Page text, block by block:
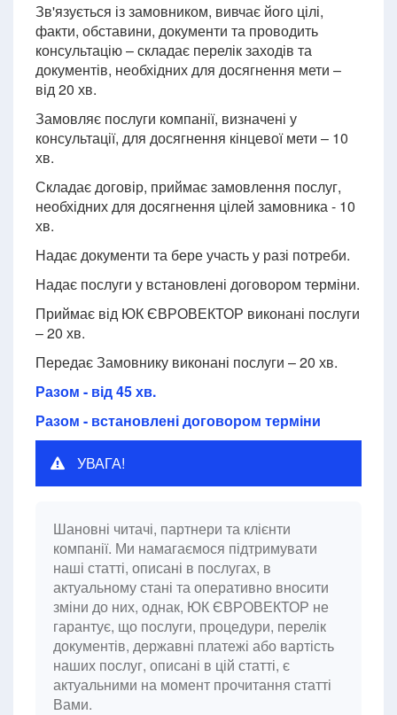
Зв'язується із замовником, вивчає його цілі,
факти, обставини, документи та проводить
консультацію – складає перелік заходів та
документів, необхідних для досягнення мети –
від 20 хв.
Замовляє послуги компанії, визначені у
консультації, для досягнення кінцевої мети – 10
хв.
Складає договір, приймає замовлення послуг,
необхідних для досягнення цілей замовника - 10
хв.
Надає документи та бере участь у разі потреби.
Надає послуги у встановлені договором терміни.
Приймає від ЮК ЄВРОВЕКТОР виконані послуги
– 20 хв.
Передає Замовнику виконані послуги – 20 хв.
Разом - від 45 хв.
Разом - встановлені договором терміни
УВАГА!
Шановні читачі, партнери та клієнти
компанії. Ми намагаємося підтримувати
наші статті, описані в послугах, в
актуальному стані та оперативно вносити
зміни до них, однак, ЮК ЄВРОВЕКТОР не
гарантує, що послуги, процедури, перелік
документів, державні платежі або вартість
наших послуг, описані в цій статті, є
актуальними на момент прочитання статті
Вами.